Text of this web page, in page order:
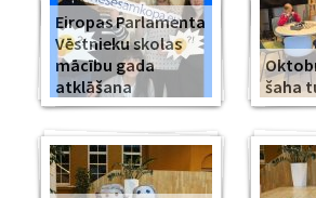
Eiropas Parlamenta
Vēstnieku skolas
mācību gada
atklāšana
šaha